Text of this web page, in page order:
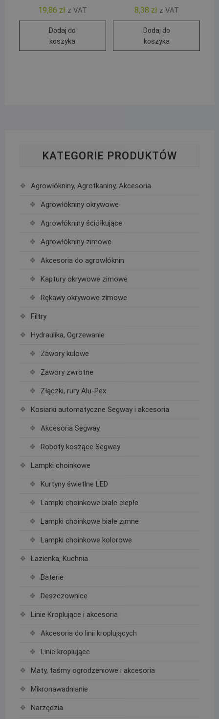
19,86 zł z VAT
Dodaj do
koszyka
8,38 zł z VAT
Dodaj do
koszyka
KATEGORIE PRODUKTÓW
Agrowłókniny, Agrotkaniny, Akcesoria
Agrowłókniny okrywowe
Agrowłókniny ściółkujące
Agrowłókniny zimowe
Akcesoria do agrowłóknin
Kaptury okrywowe zimowe
Rękawy okrywowe zimowe
Filtry
Hydraulika, Ogrzewanie
Zawory kulowe
Zawory zwrotne
Złączki, rury Alu-Pex
Kosiarki automatyczne Segway i akcesoria
Akcesoria Segway
Roboty koszące Segway
Lampki choinkowe
Kurtyny świetlne LED
Lampki choinkowe białe ciepłe
Lampki choinkowe białe zimne
Lampki choinkowe kolorowe
Łazienka, Kuchnia
Baterie
Deszczownice
Linie Kroplujące i akcesoria
Akcesoria do linii kroplujących
Linie kroplujące
Maty, taśmy ogrodzeniowe i akcesoria
Mikronawadnianie
Narzędzia